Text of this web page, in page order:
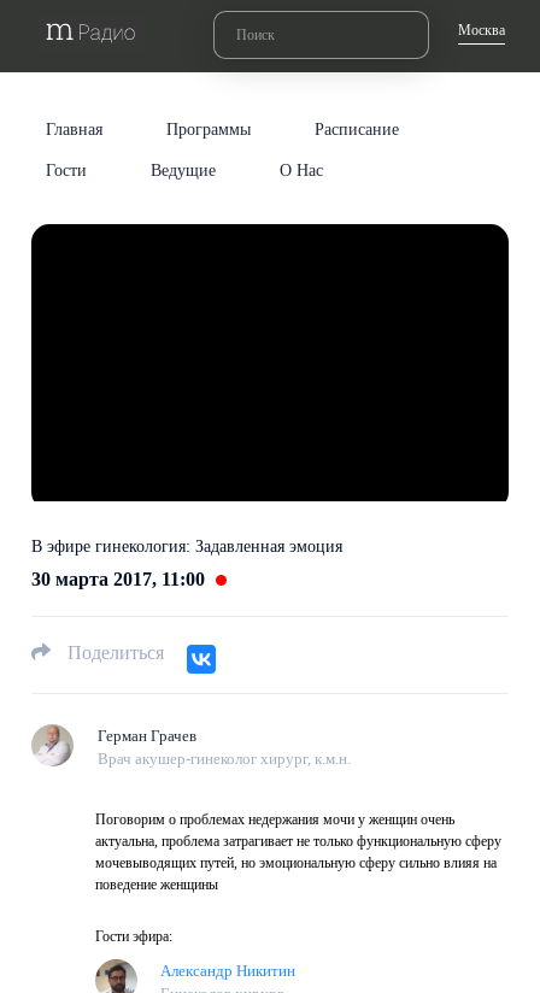
Москва
Главная Программы Расписание
Гости Ведущие О Нас
В эфире гинекология: Задавленная эмоция
30 марта 2017, 11:00
Поделиться
Герман Грачев
Врач акушер-гинеколог хирург, к.м.н.
Поговорим о проблемах недержания мочи у женщин очень
актуальна, проблема затрагивает не только функциональную сферу
мочевыводящих путей, но эмоциональную сферу сильно влияя на
поведение женщины
Гости эфира:
Александр Никитин